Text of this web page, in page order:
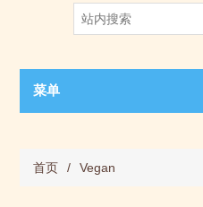
菜单
首页 / Vegan